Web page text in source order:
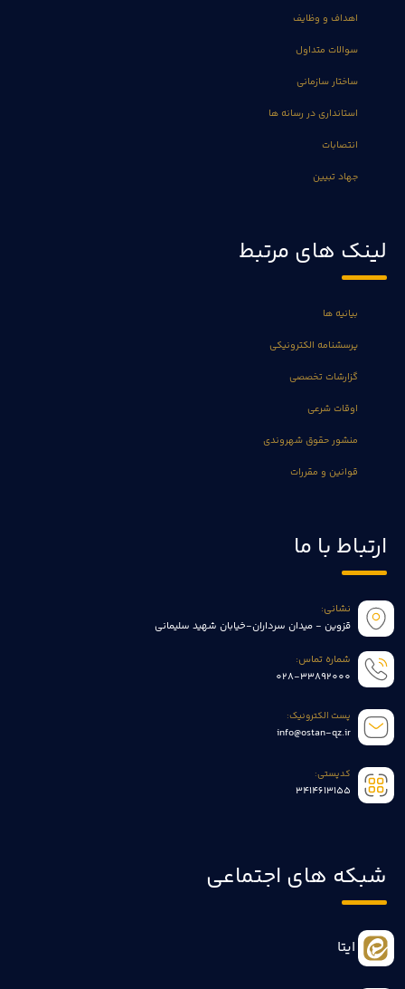
اهداف و وظایف
سوالات متداول
ساختار سازمانی
استانداری در رسانه ها
انتصابات
جهاد تبیین
لینک های مرتبط
بیانیه ها
پرسشنامه الکترونیکی
گزارشات تخصصی
اوقات شرعی
منشور حقوق شهروندی
قوانین و مقررات
ارتباط با ما
نشانی:
قزوین - میدان سرداران-خیابان شهید سلیمانی
شماره تماس:
028-33892000
پست الکترونیک:
info@ostan-qz.ir
کدپستی:
3414613155
شبکه های اجتماعی
ایتا